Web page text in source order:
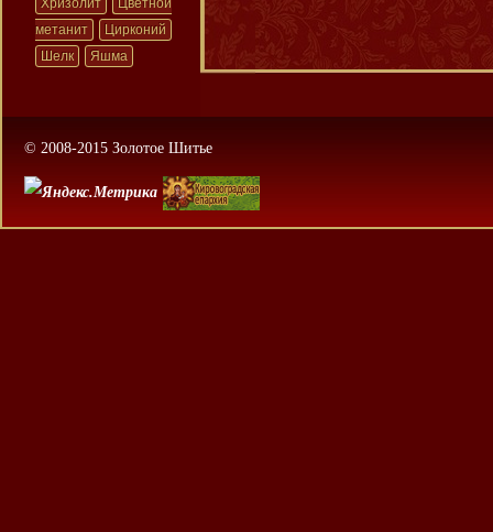
Хризолит
Цветной
метанит
Цирконий
Шелк
Яшма
© 2008-2015 Золотое Шитье